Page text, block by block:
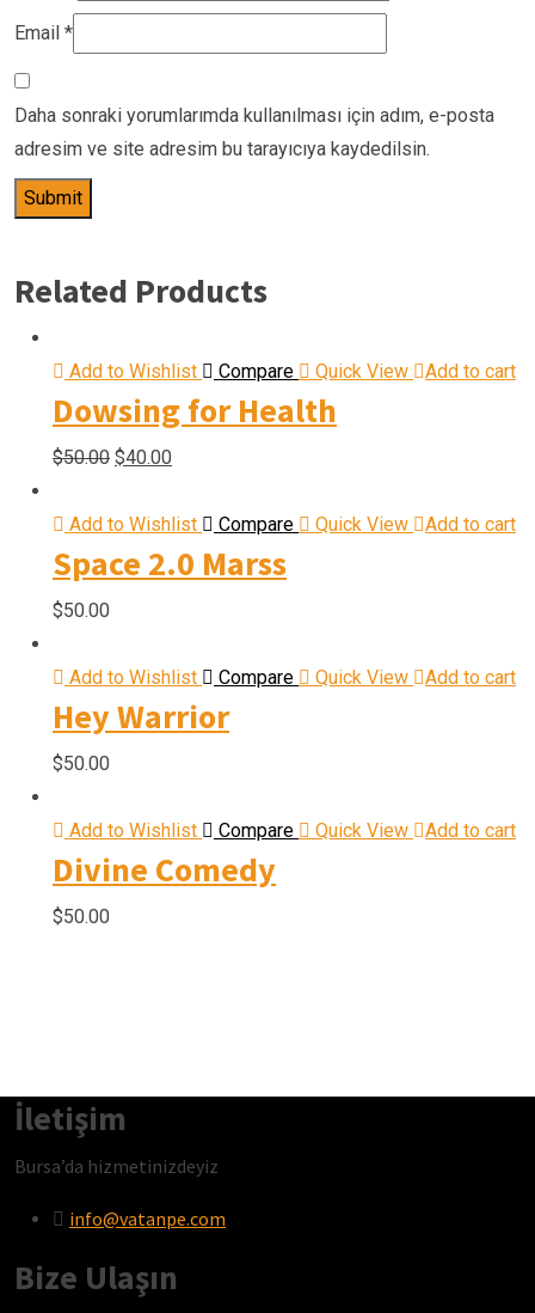
Email *
Daha sonraki yorumlarımda kullanılması için adım, e-posta
adresim ve site adresim bu tarayıcıya kaydedilsin.
Related Products
Add to Wishlist Compare Quick View Add to cart
Dowsing for Health
$50.00 Original
was:
$50.00.
$40.00
is:
$40.00.
Add to Wishlist Compare Quick View Add to cart
Space 2.0 Marss
$50.00
Add to Wishlist Compare Quick View Add to cart
Hey Warrior
$50.00
Add to Wishlist Compare Quick View Add to cart
Divine Comedy
$50.00
İletişim
Bursa’da hizmetinizdeyiz
info@vatanpe.com
Bize Ulaşın